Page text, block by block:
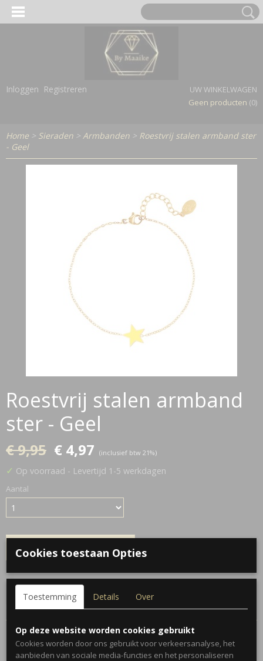
Inloggen Registreren
UW WINKELWAGEN
Geen producten (0)
Home > Sieraden > Armbanden > Roestvrij stalen armband ster
- Geel
Roestvrij stalen armband
ster - Geel
€ 9,95 € 4,97 (inclusief btw 21%)
✓ Op voorraad - Levertijd 1-5 werkdagen
Aantal
IN WINKELWAGEN
Omschrijving
Roestvrijstalen armband met geëmailleerde ster.
Cookies toestaan Opties
Toestemming Details Over
Op deze website worden cookies gebruikt
Cookies worden door ons gebruikt voor verkeersanalyse, het
aanbieden van sociale media-functies en het personaliseren